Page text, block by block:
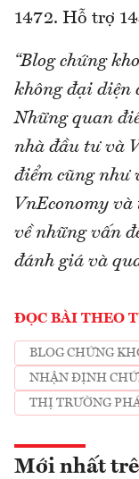
1472. Hỗ trợ
“Blog chứng
không đại diện
Những quan
nhà đầu tư và
điểm cũng như
VnEconomy
về những vấn
đánh giá và
ĐỌC BÀI THEO
BLOG CHỨNG
NHẬN ĐỊNH
THỊ TRƯỜNG
Mới nhất